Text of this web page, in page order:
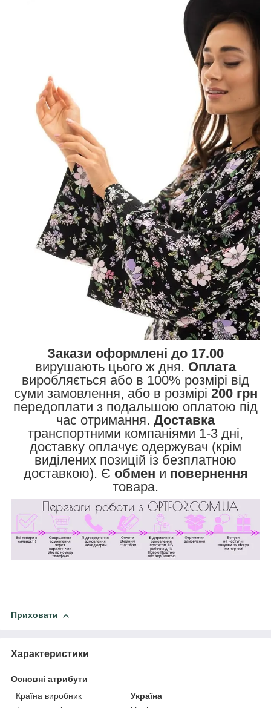
Закази оформлені до 17.00
вирушають цього ж дня. Оплата
виробляється або в 100% розмірі від
суми замовлення, або в розмірі 200 грн
передоплати з подальшою оплатою під
час отримання. Доставка
транспортними компаніями 1-3 дні,
доставку оплачує одержувач (крім
виділених позицій із безплатною
доставкою). Є обмен и повернення
товара.
Приховати
Характеристики
Основні атрибути
Країна виробник
Україна